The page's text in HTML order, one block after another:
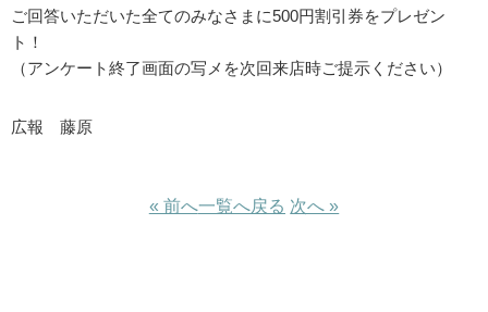
ご回答いただいた全てのみなさまに500円割引券をプレゼン
ト！
（アンケート終了画面の写メを次回来店時ご提示ください）
広報 藤原
« 前へ一覧へ戻る 次へ »